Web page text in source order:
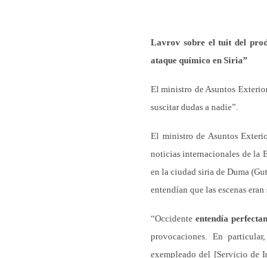
Lavrov sobre el tuit del
ataque químico en Siria”
El ministro de Asuntos
suscitar dudas a nadie”.
El ministro de Asuntos
noticias internacionales de la
en la ciudad siria de Duma
entendían que las escenas
“Occidenteentendía
provocaciones. En
exempleado del [Servicio de